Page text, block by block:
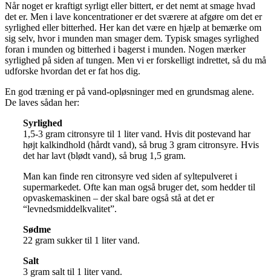
Når noget er kraftigt syrligt eller bittert, er det nemt at smage hvad
det er. Men i lave koncentrationer er det sværere at afgøre om det er
syrlighed eller bitterhed. Her kan det være en hjælp at bemærke om
sig selv, hvor i munden man smager dem. Typisk smages syrlighed
foran i munden og bitterhed i bagerst i munden. Nogen mærker
syrlighed på siden af tungen. Men vi er forskelligt indrettet, så du må
udforske hvordan det er fat hos dig.
En god træning er på vand-opløsninger med en grundsmag alene.
De laves sådan her:
Syrlighed
1,5-3 gram citronsyre til 1 liter vand. Hvis dit postevand har
højt kalkindhold (hårdt vand), så brug 3 gram citronsyre. Hvis
det har lavt (blødt vand), så brug 1,5 gram.
Man kan finde ren citronsyre ved siden af syltepulveret i
supermarkedet. Ofte kan man også bruger det, som hedder til
opvaskemaskinen – der skal bare også stå at det er
“levnedsmiddelkvalitet”.
Sødme
22 gram sukker til 1 liter vand.
Salt
3 gram salt til 1 liter vand.